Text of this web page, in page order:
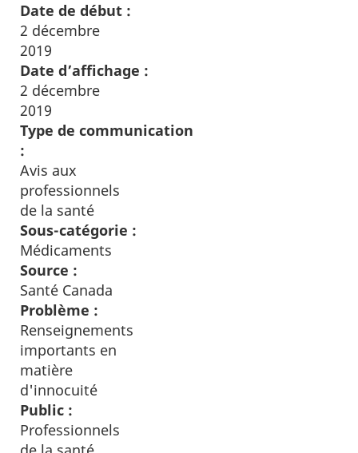
Date de début :
2 décembre
2019
Date d’affichage :
2 décembre
2019
Type de communication
:
Avis aux
professionnels
de la santé
Sous-catégorie :
Médicaments
Source :
Santé Canada
Problème :
Renseignements
importants en
matière
d'innocuité
Public :
Professionnels